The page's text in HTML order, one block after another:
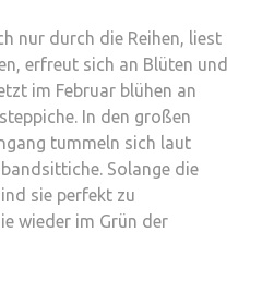
nur durch die Reihen, liest
erfreut sich an Blüten und
im Februar blühen an
In den großen
tummeln sich laut
Solange die
sie perfekt zu
wieder im Grün der